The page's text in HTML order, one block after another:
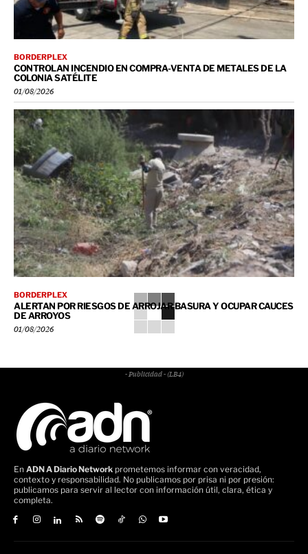
BORDERPLEX
CONTROLAN INCENDIO EN COMPRA-VENTA DE METALES DE LA
COLONIA SATÉLITE
01/08/2026
BORDERPLEX
ALERTAN POR RIESGOS DE ARROJAR BASURA Y OCUPAR CAUCES
DE ARROYOS
01/08/2026
- Publicidad - (LB4)
En ADN A Diario Network prometemos informar con veracidad,
contexto y responsabilidad. No publicamos por prisa ni por presión:
publicamos para servir al lector con información útil, clara, ética y
completa.